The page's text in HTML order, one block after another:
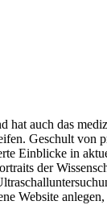
auch das
Geschult
Einblicke in
der
Website